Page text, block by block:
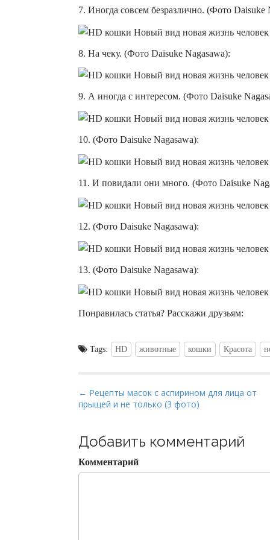
7. Иногда совсем безразлично. (Фото Daisuke
8. На чеку. (Фото Daisuke Nagasawa):
9. А иногда с интересом. (Фото Daisuke
10. (Фото Daisuke Nagasawa):
11. И повидали они много. (Фото Daisuke
12. (Фото Daisuke Nagasawa):
13. (Фото Daisuke Nagasawa):
Понравилась статья? Расскажи друзьям:
Tags: HD животные кошки Красота
P
o
t
n
a
← Рецепты масок с аспирином для лица от
прыщей и не только (3 фото)
Добавить комментарий
Комментарий